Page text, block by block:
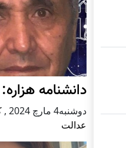
دانشنامه
دوشنبه4 مارچ 2024 ,
عدالت